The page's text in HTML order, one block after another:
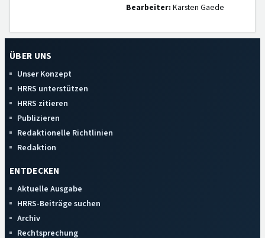
Bearbeiter: Karsten Gaede
ÜBER UNS
Unser Konzept
HRRS unterstützen
HRRS zitieren
Publizieren
Redaktionelle Richtlinien
Redaktion
ENTDECKEN
Aktuelle Ausgabe
HRRS-Beiträge suchen
Archiv
Rechtsprechung